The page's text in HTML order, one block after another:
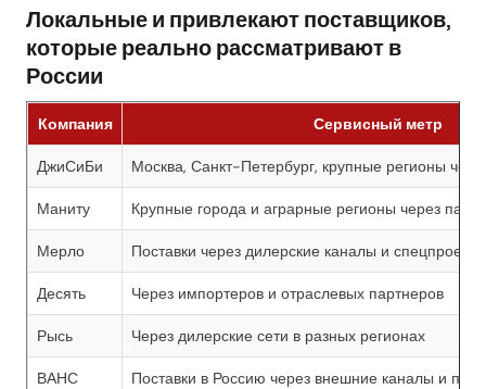
Локальные и привлекают поставщиков,
которые реально рассматривают в
России
Компания Сервисный метр
ДжиСиБи Москва, Санкт-Петербург, крупные регионы
Маниту Крупные города и аграрные регионы через
Мерло Поставки через дилерские каналы и спецпроекты
Десять Через импортеров и отраслевых партнеров
Рысь Через дилерские сети в разных регионах
ВАНС Поставки в Россию через внешние каналы и